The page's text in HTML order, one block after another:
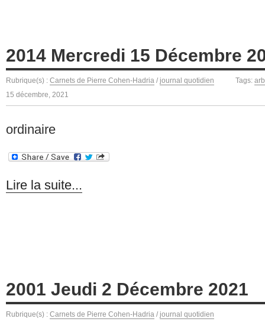
2014 Mercredi 15 Décembre
Rubrique(s) : Carnets de Pierre Cohen-Hadria / journal quotidien Tags:
15 décembre, 2021
ordinaire
Lire la suite...
2001 Jeudi 2 Décembre 2021
Rubrique(s) : Carnets de Pierre Cohen-Hadria / journal quotidien